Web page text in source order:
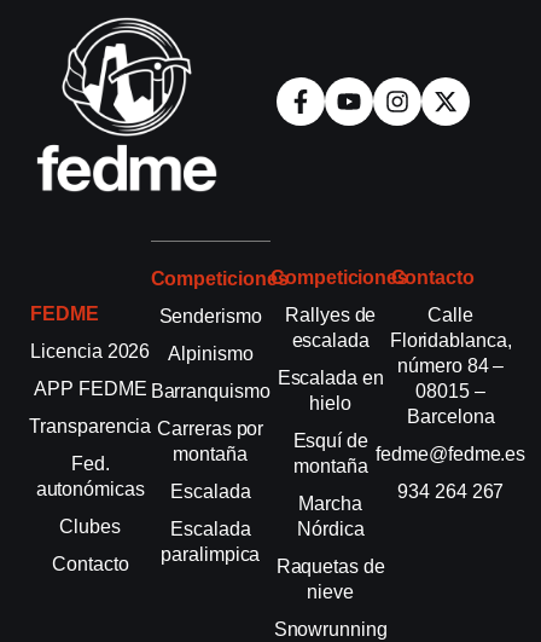
FEDME
Licencia 2026
APP FEDME
Transparencia
Fed.
autonómicas
Clubes
Contacto
Competiciones
Senderismo
Alpinismo
Barranquismo
Carreras por
montaña
Escalada
Escalada
paralimpica
Competiciones
Rallyes de
escalada
Escalada en
hielo
Esquí de
montaña
Marcha
Nórdica
Raquetas de
nieve
Snowrunning
Contacto
Calle
Floridablanca,
número 84 –
08015 –
Barcelona
fedme@fedme.es
934 264 267